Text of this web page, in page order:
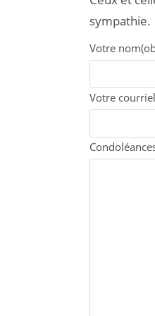
sympathie.
Votre nom
Votre